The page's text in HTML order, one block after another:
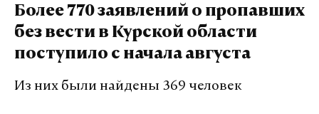
Более 770 заявлений о пропавших
без вести в Курской области
поступило с начала августа
Из них были найдены 369 человек